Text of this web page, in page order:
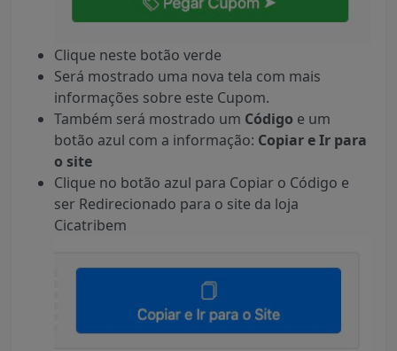
Clique neste botão verde
Será mostrado uma nova tela com mais
informações sobre este Cupom.
Também será mostrado um Código e um
botão azul com a informação: Copiar e Ir para
o site
Clique no botão azul para Copiar o Código e
ser Redirecionado para o site da loja
Cicatribem